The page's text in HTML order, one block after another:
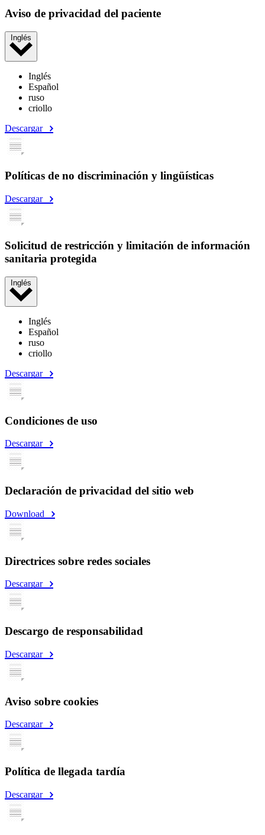
Aviso de privacidad del paciente
Inglés
Inglés
Español
ruso
criollo
Descargar
Políticas de no discriminación y lingüísticas
Descargar
Solicitud de restricción y limitación de información
sanitaria protegida
Inglés
Inglés
Español
ruso
criollo
Descargar
Condiciones de uso
Descargar
Declaración de privacidad del sitio web
Download
Directrices sobre redes sociales
Descargar
Descargo de responsabilidad
Descargar
Aviso sobre cookies
Descargar
Política de llegada tardía
Descargar